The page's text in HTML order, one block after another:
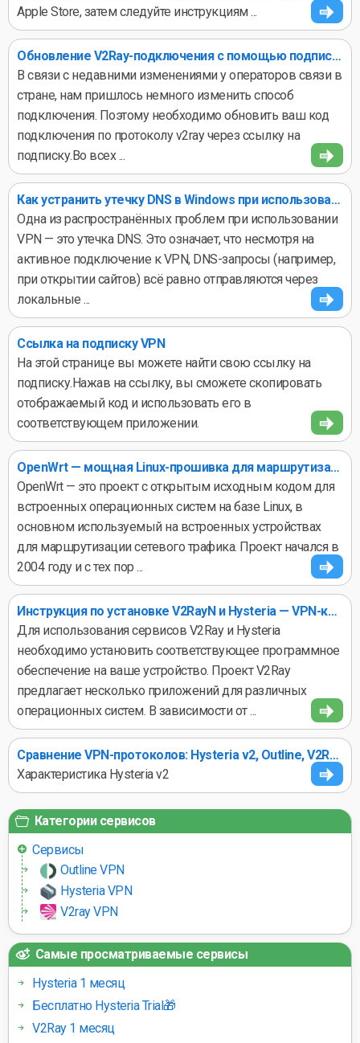
Apple Store, затем следуйте инструкциям ...
Обновление V2Ray-подключения с помощью подписочной ссылки
В связи с недавними изменениями у операторов связи в
стране, нам пришлось немного изменить способ
подключения. Поэтому необходимо обновить ваш код
подключения по протоколу v2ray через ссылку на
подписку.Во всех ...
Как устранить утечку DNS в Windows при использовании VPN
Одна из распространённых проблем при использовании
VPN — это утечка DNS. Это означает, что несмотря на
активное подключение к VPN, DNS-запросы (например,
при открытии сайтов) всё равно отправляются через
локальные ...
Ссылка на подписку VPN
На этой странице вы можете найти свою ссылку на
подписку.Нажав на ссылку, вы сможете скопировать
отображаемый код и использовать его в
соответствующем приложении.
OpenWrt — мощная Linux-прошивка для маршрутизаторов и встроенных систем
OpenWrt — это проект с открытым исходным кодом для
встроенных операционных систем на базе Linux, в
основном используемый на встроенных устройствах
для маршрутизации сетевого трафика. Проект начался в
2004 году и с тех пор ...
Инструкция по установке V2RayN и Hysteria — VPN-клиенты для Windows, Linux и macOS
Для использования сервисов V2Ray и Hysteria
необходимо установить соответствующее программное
обеспечение на ваше устройство. Проект V2Ray
предлагает несколько приложений для различных
операционных систем. В зависимости от ...
Сравнение VPN-протоколов: Hysteria v2, Outline, V2Ray и WireGuard —[COUNTRY] что выбрать?
Характеристика Hysteria v2
Категории сервисов
Сервисы
Outline VPN
Hysteria VPN
V2ray VPN
Самые просматриваемые сервисы
Hysteria 1 месяц
Бесплатно Hysteria Trial🎁
V2Ray 1 месяц